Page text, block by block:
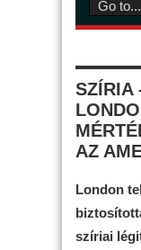
SZÍRIA
AZ
London
szíriai